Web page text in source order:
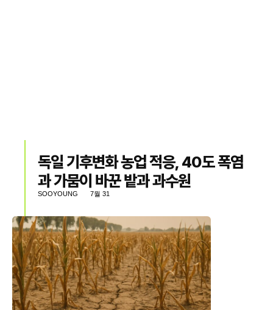
독일 기후변화 농업 적응, 40도 폭염
과 가뭄이 바꾼 밭과 과수원
SOOYOUNG 7월 31